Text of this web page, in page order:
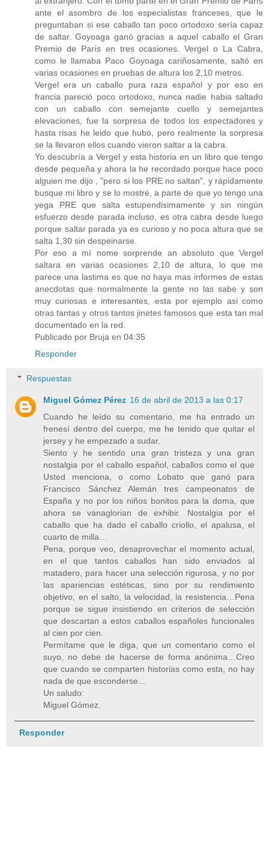
ante el asombro de los especialistas franceses, que le
preguntaban si ese caballo tan poco ortodoxo sería capaz
de saltar. Goyoaga ganó gracias a aquel caballo el Gran
Premio de París en tres ocasiones. Vergel o La Cabra,
como le llamaba Paco Goyoaga cariñosamente, saltó en
varias ocasiones en pruebas de altura los 2,10 metros.
Vergel era un caballo pura raza español y por eso en
francia pareció poco ortodoxo, nunca nadie habia saltado
con un caballo con semejante cuello y semejantes
elevaciones, fue la sorpresa de todos los espectadores y
hasta risas he leido que hubo, pero realmente la sorpresa
se la llevaron ellos cuando vieron saltar a la cabra.
Yo descubría a Vergel y esta historia en un libro que tengo
desde pequeña y ahora la he recordado porque hace poco
alguien me dijo , "pero si los PRE no saltan", y rápidamente
busque mi libro y se lo mostré, a parte de que yo tengo una
yega PRE que salta estupendisimamente y sin ningún
esfuerzo desde parada incluso, es otra cabra desde luego
porque saltar parada ya es curioso y no poca altura que se
salta 1,30 sin despeinarse.
Por eso a mí nome sorprende an absoluto que Vergel
saltara en varias ocasiones 2,10 de altura, lo que me
parece una lastima es que no haya mas informes de estas
anecdotas que normalmente la gente no las sabe y son
muy curiosas e interesantes, esta por ejemplo asi como
otras tantas y otros tantos jinetes famosos que esta tan mal
documentado en la red.
Publicado por Bruja en 04:35
Responder
Respuestas
Miguel Gómez Pérez 16 de abril de 2013 a las 0:17
Cuando he leído su comentario, me ha entrado un
frenesí dentro del cuerpo, me he tenido que quitar el
jersey y he empezado a sudar.
Siento y he sentido una gran tristeza y una gran
nostalgia por el caballo español, caballos como el que
Usted menciona, o como Lobato que ganó para
Francisco Sánchez Alemán tres campeonatos de
España y no por los niños bonitos para la doma, que
ahora se vanaglorian de exhibir. Nostalgia por el
caballo que ha dado el caballo criollo, el apalusa, el
cuarto de milla…
Pena, porque veo, desaprovechar el momento actual,
en el que tantos caballos han sido enviados al
matadero, para hacer una selección rigurosa, y no por
las apariencias estéticas, sino por su rendimiento
objetivo, en el salto, la velocidad, la resistencia…Pena
porque se sigue insistiendo en criterios de selección
que descartan a estos caballos españoles funcionales
al cien por cien.
Permítame que le diga, que un comentario como el
suyo, no debe de hacerse de forma anónima…Creo
que cuando se comparten historias como esta, no hay
nada de que esconderse…
Un saludo:
Miguel Gómez.
Responder